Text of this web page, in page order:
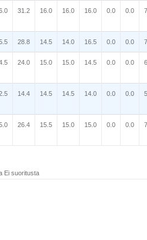
31.2 16.0 16.0 16.0 0.0 0.0
28.8 14.5 14.0 16.5 0.0 0.0
24.0 15.0 15.0 14.5 0.0 0.0
14.4 14.5 14.5 14.0 0.0 0.0
26.4 15.5 15.0 15.0 0.0 0.0
Ei suoritusta